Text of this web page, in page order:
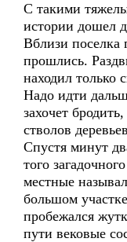
С такими
истории дошел
Вблизи
прошлись.
находил только
Надо идти
захочет
стволов
Спустя минут
того
местные
большом
пробежался
пути вековые